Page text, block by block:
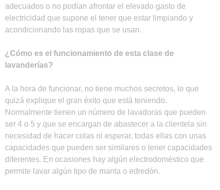
adecuados o no podían afrontar el elevado gasto de
electricidad que supone el tener que estar limpiando y
acondicionando las ropas que se usan.
¿Cómo es el funcionamiento de esta clase de
lavanderías?
A la hora de funcionar, no tiene muchos secretos, lo que
quizá explique el gran éxito que está teniendo.
Normalmente tienen un número de lavadoras que pueden
ser 4 o 5 y que se encargan de abastecer a la clientela sin
necesidad de hacer colas ni esperar, todas ellas con unas
capacidades que pueden ser similares o tener capacidades
diferentes. En ocasiones hay algún electrodoméstico que
permite lavar algún tipo de manta o edredón.